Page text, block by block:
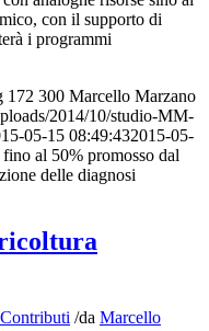
con il supporto di
i programmi
172 300 Marcello Marzano
2014/10/studio-MM-
05-15 08:49:432015-05-
al 50% promosso dal
delle diagnosi
Contributi /da Marcello